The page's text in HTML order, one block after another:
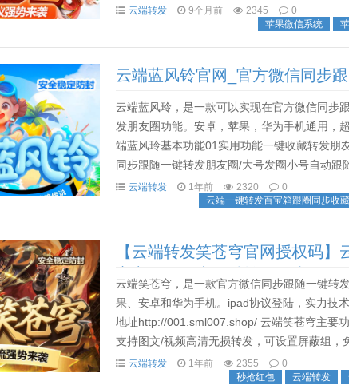
自动同步跟随转发朋友圈图文/视频/大号发圈小
云端转发 9个月前 2345
0
苹果微信系统
云端蓝风铃官网_官方微信同步
云端蓝风玲，是一款可以实现在官方微信同步
发朋友圈功能。安卓，苹果，华为手机通用，
端蓝风玲基本功能01实用功能一键收藏转发朋
同步跟随一键转发朋友圈/大号发圈小号自动
云端自动拒绝忘记收账功能云端蓝风玲营销功
云端转发 1年前 2320
0
云端一键转发百宝箱跟圈同步收藏
【云端转发笑苍穹官网授权码
官方微信版本一键转发同步跟随
云端笑苍穹，是一款官方微信同步跟随一键转
果、安卓和华为手机。ipad协议登陆，实力技
地址http://001.sml007.shop/ 云端笑苍穹主要
支持图文/视频高清无损转发，可设置屏蔽组
随转发朋友圈可设置自动同步跟随转发朋友圈图
云端转发 1年前 2355
0
秒抢红包
云端转发